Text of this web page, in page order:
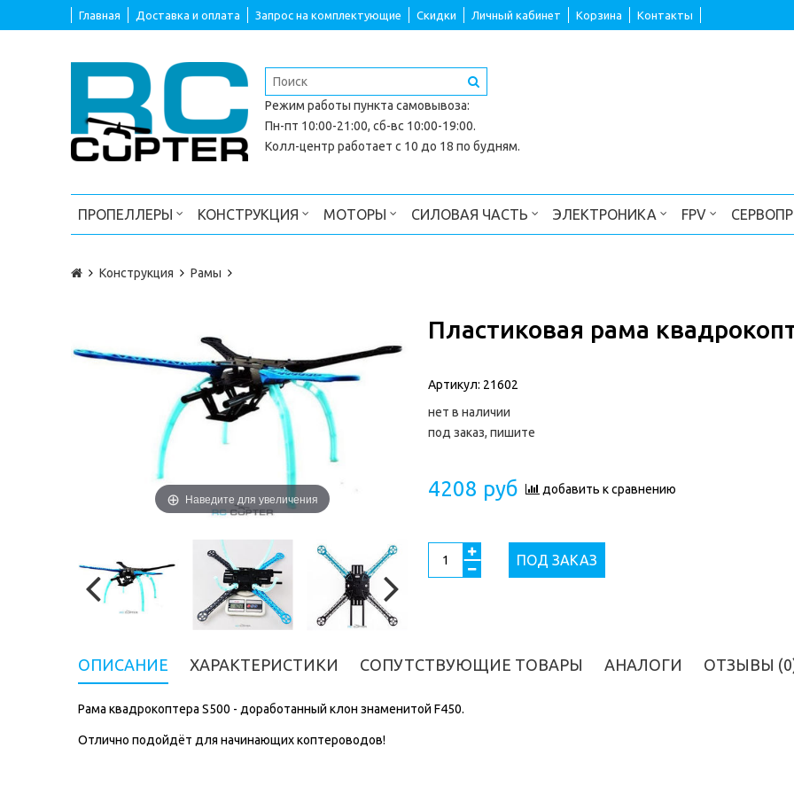
Главная Доставка и оплата Запрос на комплектующие Скидки Личный кабинет Корзина Контакты
Режим работы пункта самовывоза:
Пн-пт 10:00-21:00, сб-вс 10:00-19:00.
Колл-центр работает с 10 до 18 по будням.
ПРОПЕЛЛЕРЫ КОНСТРУКЦИЯ МОТОРЫ СИЛОВАЯ ЧАСТЬ ЭЛЕКТРОНИКА FPV
Конструкция Рамы
Наведите для увеличения
Пластиковая рама
Артикул: 21602
нет в наличии
под заказ, пишите
4208 руб добавить к сравнению
ПОД ЗАКАЗ
ОПИСАНИЕ ХАРАКТЕРИСТИКИ СОПУТСТВУЮЩИЕ ТОВАРЫ АНАЛОГИ ОТЗЫВЫ
Рама квадрокоптера S500 - доработанный клон знаменитой F450.
Отлично подойдёт для начинающих коптероводов!